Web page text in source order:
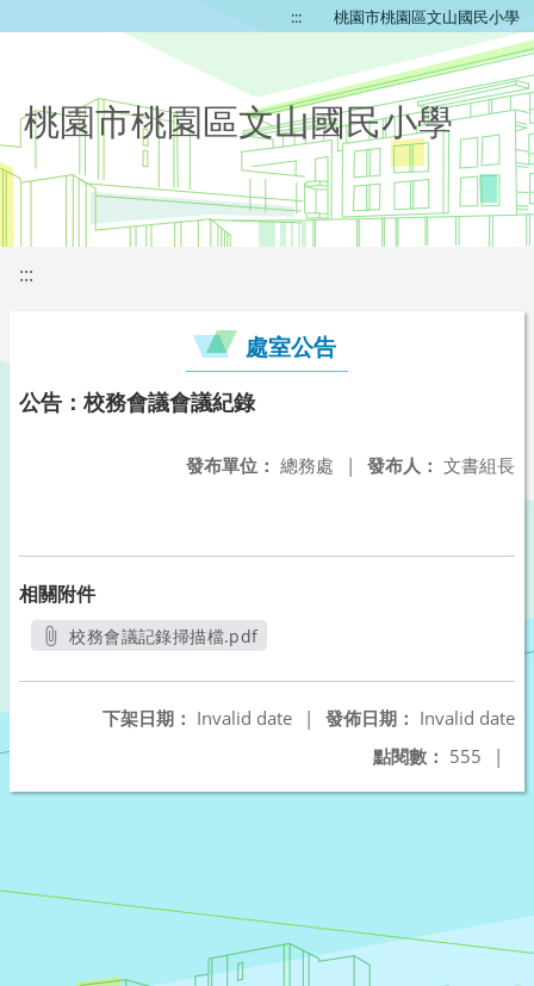
::: 桃園市桃園區文山國民小學
桃園市桃園區文山國民小學
:::
處室公告
公告：校務會議會議紀錄
發布人： 文書組長
發布單位： 總務處 |
相關附件
校務會議記錄掃描檔.pdf
發佈日期： Invalid date
下架日期： Invalid date
|
點閱數： 555 |